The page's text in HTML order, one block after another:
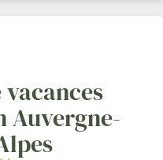
Auvergne-